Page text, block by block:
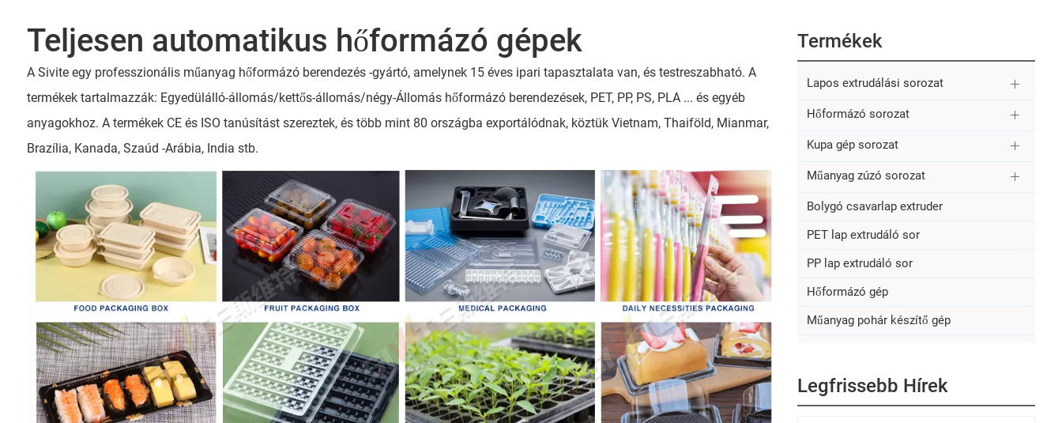
Teljesen automatikus hőformázó gépek
A Sivite egy professzionális műanyag hőformázó berendezés -gyártó, amelynek 15 éves ipari tapasztalata van, és testreszabható. A
termékek tartalmazzák: Egyedülálló-állomás/kettős-állomás/négy-Állomás hőformázó berendezések, PET, PP, PS, PLA ... és egyéb
anyagokhoz. A termékek CE és ISO tanúsítást szereztek, és több mint 80 országba exportálódnak, köztük Vietnam, Thaiföld, Mianmar,
Brazília, Kanada, Szaúd -Arábia, India stb.
Termékek
Lapos extrudálási sorozat
Hőformázó sorozat
Kupa gép sorozat
Műanyag zúzó sorozat
Bolygó csavarlap extruder
PET lap extrudáló sor
PP lap extrudáló sor
Hőformázó gép
Műanyag pohár készítő gép
Legfrissebb Hírek